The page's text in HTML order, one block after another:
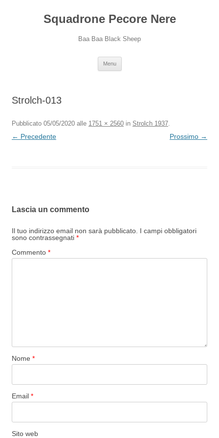
Squadrone Pecore Nere
Baa Baa Black Sheep
Menu
Strolch-013
Pubblicato 05/05/2020 alle 1751 × 2560 in Strolch 1937.
← Precedente Prossimo →
Lascia un commento
Il tuo indirizzo email non sarà pubblicato. I campi obbligatori
sono contrassegnati *
Commento *
Nome *
Email *
Sito web